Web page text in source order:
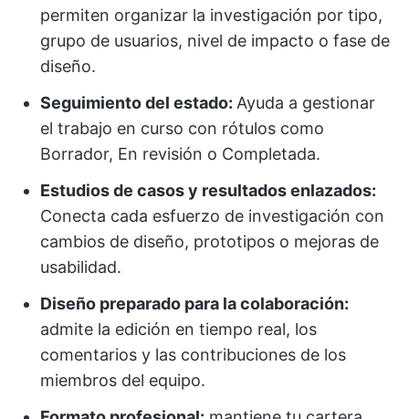
permiten organizar la investigación por tipo,
grupo de usuarios, nivel de impacto o fase de
diseño.
Seguimiento del estado: Ayuda a gestionar
el trabajo en curso con rótulos como
Borrador, En revisión o Completada.
Estudios de casos y resultados enlazados:
Conecta cada esfuerzo de investigación con
cambios de diseño, prototipos o mejoras de
usabilidad.
Diseño preparado para la colaboración:
admite la edición en tiempo real, los
comentarios y las contribuciones de los
miembros del equipo.